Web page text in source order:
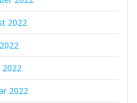
2022
2022
2022